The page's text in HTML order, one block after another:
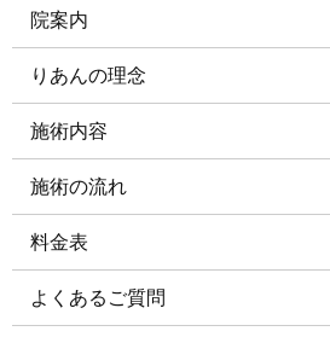
院案内
りあんの理念
施術内容
施術の流れ
料金表
よくあるご質問